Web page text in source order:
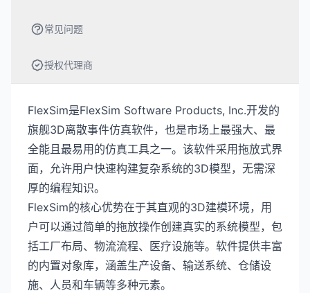
常见问题
授权代理商
FlexSim是FlexSim Software Products, Inc.开发的
旗舰3D离散事件仿真软件，也是市场上最强大、最
全能且最易用的仿真工具之一。该软件采用拖放式界
面，允许用户快速构建复杂系统的3D模型，无需深
厚的编程知识。
FlexSim的核心优势在于其直观的3D建模环境，用
户可以通过简单的拖放操作创建真实的系统模型，包
括工厂布局、物流流程、医疗设施等。软件提供丰富
的内置对象库，涵盖生产设备、输送系统、仓储设
施、人员和车辆等多种元素。